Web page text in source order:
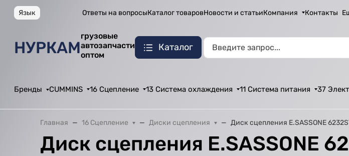
Язык Ответы на вопросыКаталог товаровНовости и статьиКомпания Контакты
НУРКАМ
грузовые
автозапчасти
оптом
Каталог
Бренды CUMMINS 16 Сцепление 13 Система охлаждения 11 Система питания 37
Главная 16 Сцепление Диски сцепления Диск сцепления E.SASSONE
Диск сцепления E.SASSONE